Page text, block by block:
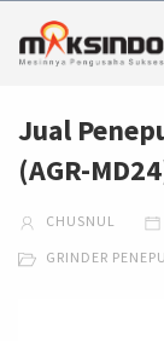
Jual
(AGR-
CHUSNUL
GRINDER